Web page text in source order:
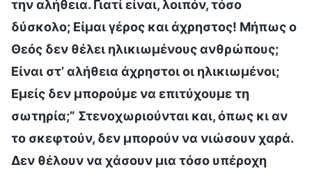
την αλήθεια. Γιατί είναι, λοιπόν, τόσο
δύσκολο; Είμαι γέρος και άχρηστος! Μήπως ο
Θεός δεν θέλει ηλικιωμένους ανθρώπους;
Είναι στ’ αλήθεια άχρηστοι οι ηλικιωμένοι;
Εμείς δεν μπορούμε να επιτύχουμε τη
σωτηρία;” Στενοχωριούνται και, όπως κι αν
το σκεφτούν, δεν μπορούν να νιώσουν χαρά.
Δεν θέλουν να χάσουν μια τόσο υπέροχη